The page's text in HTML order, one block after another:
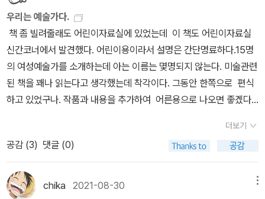
되니 말이지요. 위의 간추림을 보니 작가의 다른 작품 중 ‘해리건 씨
의 전화기’와 비슷한 설정의 이야기가 있었지 않냐구요? 음~ 질문하
신 분이 그동안 어떤 작품을 만나오셨을지 모르기에 확답은 드릴 수
없습니다. 다만, 개인적으로는 소설 ‘내 영혼의 아틀란티스 Hearts i
n Atlantis, 1999’를 연상하며 만났는데요. 몇 가지 설정만 비슷할
뿐 결이 다른 작품이었다고 적어봅니다. ‘쥐’를 읽어보니 어딘가 익
숙한 설정인데, 그 이유가 궁금하다구요? 음~ 아마 ‘교차로의 악
마’를 떠올리신 것 같은데, 혹시 다른 작품이나 설정이라면 따로 알려
주셨으면 하는군요. 그러면, 또 어떤 작품의 감상문으로 이어볼지
데요. ‘척의 일생’은 뭐랄까? ‘찰스 척 그란츠’라는 공통의 인물을 두
고 펼쳐지는 시공간을 넘나드는 이야기였다고만 적어봅니다.TEXT
바게트는 안가고 싶었는데, 그 동네에 숫자초를 살 수 있는 제과점이
거기밖에 없는거다. 하는수없지. 우리는 각자 다른 숫자로 네 개를 사
야했는데, 그렇게 파리바게트에 도착해 숫자초를 사려고 보니 한 개
에 800원 씩이나 하더라. 아빠 엄마의 생일파티를 할 거라 초는 반드
시 필요했는데 800*4=3,200원.. 아무리 생각해도 800원은 너무
비싸. 그래도 초는 있어야 되는데... 하고 망설였는데 엄마는 '다이소
에서는 쌀텐데' 하시는 거다. 그 말을 듣자 나는 엄마에게 일단 나가자
고 했다. 우리는 초를 사지 않고 제과점 밖으로 나왔다.어디에나 다이
소는 있지. 나는 지도를 눌렀다. 있긴 했는데 거리가 멀었다. 엄마는
엄마, 시간은 얼마나 걸릴 것 같아? 음.. 30분? 엄마 걸음으로는 20
분? 좋아, 일단 근처 천냥백화점 먼저 가보자. 거기에 갔는데 숫자초
우리는 예술가다.
책 좀 빌려줄래도 어린이자료실에 있었는데 이 책도 어린이자료실
신간코너에서 발견했다. 어린이용이라서 설명은 간단명료하다.15명
의 여성예술가를 소개하는데 아는 이름는 몇명되지 않는다. 미술관련
된 책을 꽤나 읽는다고 생각했는데 착각이다. 그동안 한쪽으로 편식
하고 있었구나. 작품과 내용을 추가하여 어른용으로 나오면 좋겠다.
이야기를 하는데 느낌은 예전 책을 재독하는 것 같다. 철학책 읽는
기분이다.
더보기
공감 (3) 댓글 (0)
chika 2021-08-30